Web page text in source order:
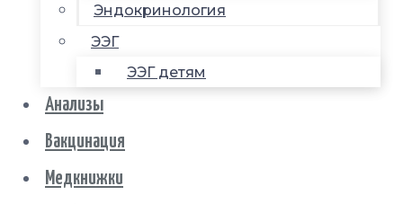
Эндокринология
ЭЭГ
ЭЭГ детям
Анализы
Вакцинация
Медкнижки